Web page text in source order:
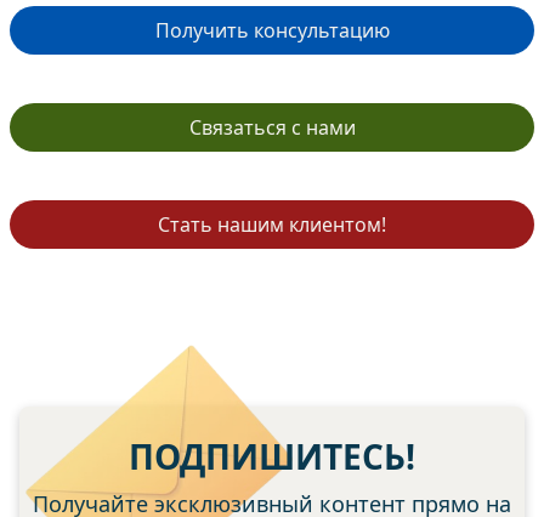
Получить консультацию
Связаться с нами
Стать нашим клиентом!
ПОДПИШИТЕСЬ!
Получайте эксклюзивный контент прямо на